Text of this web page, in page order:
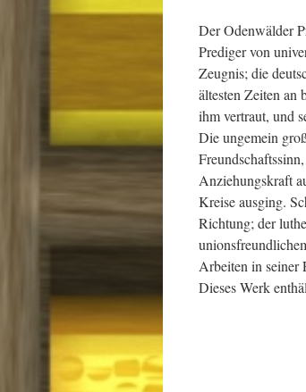
Der Odenwälder
Prediger von
Zeugnis; die
ältesten Zeiten an
ihm vertraut, und
Die ungemein
Freundschaftssinn,
Anziehungskraft
Kreise ausging.
Richtung; der
Arbeiten in seiner
Dieses Werk